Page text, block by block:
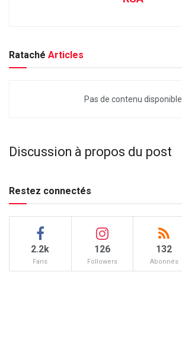
Rataché Articles
Pas de contenu disponible
Discussion à propos du post
Restez connectés
2.2k
Fans
126
Followers
132
Abonnés